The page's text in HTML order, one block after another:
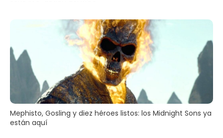
Mephisto, Gosling y diez héroes listos: los Midnight Sons ya
están aquí